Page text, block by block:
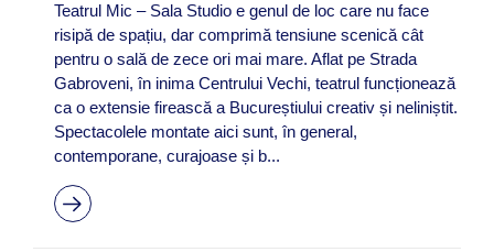
Teatrul Mic – Sala Studio e genul de loc care nu face
risipă de spațiu, dar comprimă tensiune scenică cât
pentru o sală de zece ori mai mare. Aflat pe Strada
Gabroveni, în inima Centrului Vechi, teatrul funcționează
ca o extensie firească a Bucureștiului creativ și neliniștit.
Spectacolele montate aici sunt, în general,
contemporane, curajoase și b...